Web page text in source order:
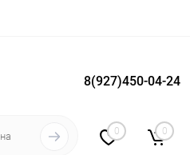
Вход Регистрация
8(927)450-04-24
0 0